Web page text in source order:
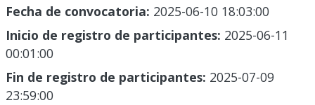
Fecha de convocatoria: 2025-06-10 18:03:00
Inicio de registro de participantes: 2025-06-11
00:01:00
Fin de registro de participantes: 2025-07-09
23:59:00